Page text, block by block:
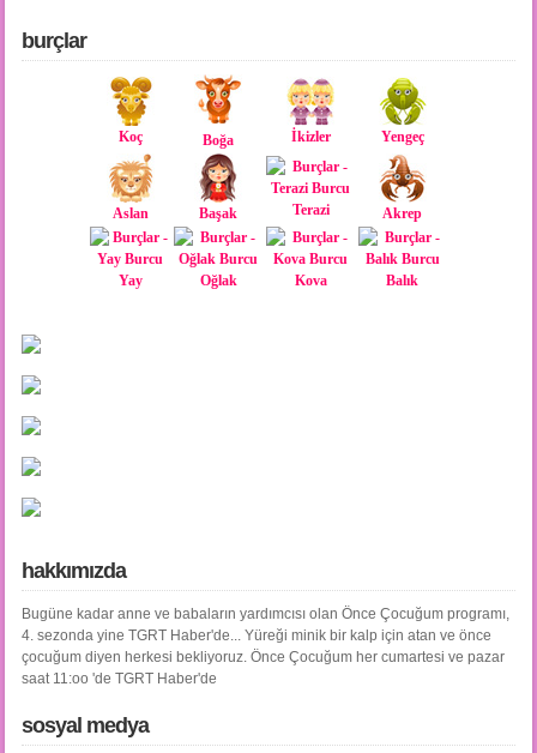
burçlar
Koç Boğa İkizler Yengeç
Aslan Başak Terazi Akrep
Yay Oğlak Kova Balık
hakkımızda
Bugüne kadar anne ve babaların yardımcısı olan Önce Çocuğum programı,
4. sezonda yine TGRT Haber'de... Yüreği minik bir kalp için atan ve önce
çocuğum diyen herkesi bekliyoruz. Önce Çocuğum her cumartesi ve pazar
saat 11:oo 'de TGRT Haber'de
sosyal medya